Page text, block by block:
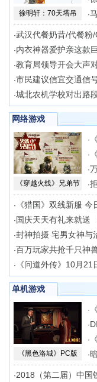
徐明轩：70天塔吊 ·
·武汉代餐奶昔/代餐粉
·内衣神器爱护亲这款
·教育局领导开会大声
·市民建议信宜交通信
·城北农机学校对出路
网络游戏
《穿越火线》兄弟节
·
·
·
·
· 《猎国》双线新服 今
· 国庆天天有礼来就送
·封神拍摄 宅男女神与
·百万玩家共抢千只神
· 《问道外传》10月
单机游戏
《黑色洛城》PC版
·
·
·
·
·2018（第二届）中国